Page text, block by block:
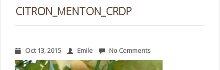
CITRON_MENTON_CRDP
Oct 13, 2015 Emile No Comments